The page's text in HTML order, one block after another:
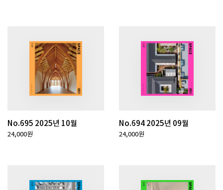
No.695 2025년 10월
24,000원
No.694 2025년 09월
24,000원